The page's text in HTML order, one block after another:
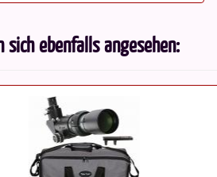
sich ebenfalls angesehen: